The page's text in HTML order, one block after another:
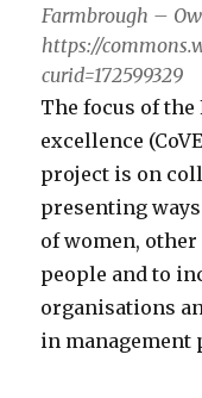
Farmbrough –
https://
curid=172599329
The focus of
excellence
project is on
presenting
of women,
people and to
organisations
in management